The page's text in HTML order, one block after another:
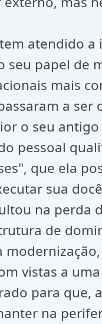
atendido
papel de
mais
a ser
o seu
pessoal
que ela
sua
na perda
de
vistas a
para que,
na